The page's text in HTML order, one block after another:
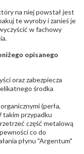
na niej powstał jest
te wyroby i zanieś je
w fachowy
opisanego
oraz zabezpiecza
środka
(perła,
takim przypadku
część metalową
co do
płynu "Argentum"